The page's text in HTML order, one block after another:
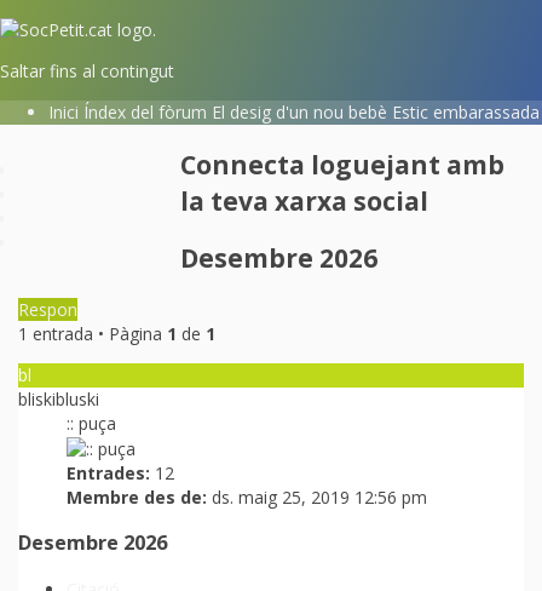
Saltar fins al contingut
Inici Índex del fòrum El desig d'un nou bebè Estic embarassada
Connecta loguejant amb
la teva xarxa social
Desembre 2026
Respon
1 entrada • Pàgina 1 de 1
bl
bliskibluski
:: puça
Entrades: 12
Membre des de: ds. maig 25, 2019 12:56 pm
Desembre 2026